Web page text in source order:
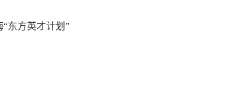
东方英才计划”